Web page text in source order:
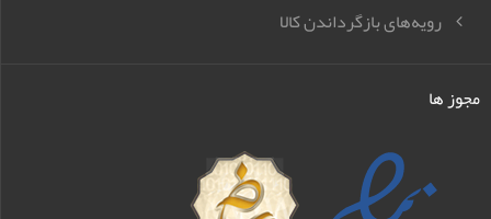
رویه‌های بازگرداندن کالا
مجوز ها